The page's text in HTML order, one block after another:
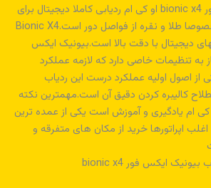
ردیاب بیونیک ایکس فور bionic x4 او کی ام ردیابی کاملا دیجیتال برای
ردیابی اهداف فلزی مخصوصا طلا و نقره از فواصل دور است.Bionic X4
دیجیتال با دقت بالا است.بیونیک ایکس
به تنظیمات خاصی دارد که لازمه عملکرد
اصول اولیه عملکرد درست این ردیاب
کالیبره کردن دقیق آن است.مهمترین نکته
ام یادگیری و آموزش است یکی از عمده ترین
اپراتورها خرید از مکان های متفرقه و